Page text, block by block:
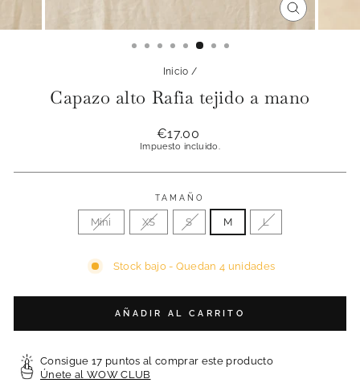
CERRAR
(ESC)
Inicio /
Capazo alto Rafia tejido a mano
Precio
habitual
€17.00
Impuesto incluido.
TAMAÑO
Mini XS S M L
Stock bajo - Quedan 4 unidades
AÑADIR AL CARRITO
Consigue 17 puntos al comprar este producto
Únete al WOW CLUB